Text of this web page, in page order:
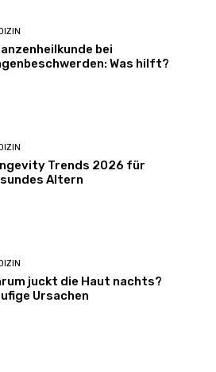
bei
Was hilft?
Trends 2026 für
Altern
juckt die Haut nachts?
Ursachen